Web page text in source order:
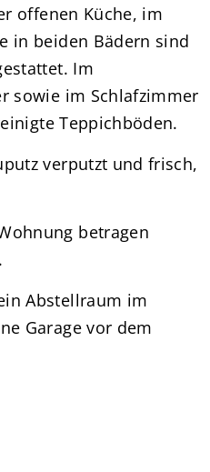
offenen Küche, im
in beiden Bädern sind
Im
sowie im Schlafzimmer
Teppichböden.
verputzt und frisch,
betragen
Abstellraum im
Garage vor dem